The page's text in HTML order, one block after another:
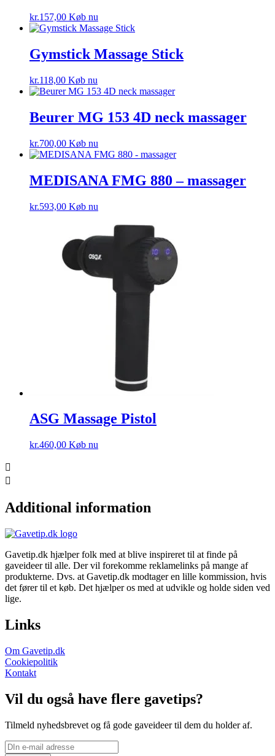
kr.157,00 Køb nu
Gymstick Massage Stick
kr.118,00 Køb nu
Beurer MG 153 4D neck massager
kr.700,00 Køb nu
MEDISANA FMG 880 – massager
kr.593,00 Køb nu
ASG Massage Pistol
kr.460,00 Køb nu
Additional information
Gavetip.dk hjælper folk med at blive inspireret til at finde på
gaveideer til alle. Der vil forekomme reklamelinks på mange af
produkterne. Dvs. at Gavetip.dk modtager en lille kommission, hvis
det fører til et køb. Det hjælper os med at udvikle og holde siden ved
lige.
Links
Om Gavetip.dk
Cookiepolitik
Kontakt
Vil du også have flere gavetips?
Tilmeld nyhedsbrevet og få gode gaveideer til dem du holder af.